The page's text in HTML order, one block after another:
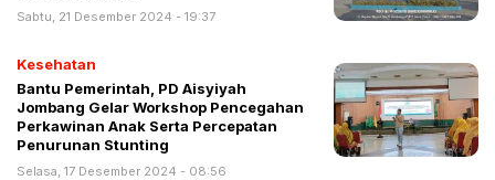
Sabtu, 21 Desember 2024 - 19:37
Kesehatan
Bantu Pemerintah, PD Aisyiyah
Jombang Gelar Workshop Pencegahan
Perkawinan Anak Serta Percepatan
Penurunan Stunting
Selasa, 17 Desember 2024 - 08:56